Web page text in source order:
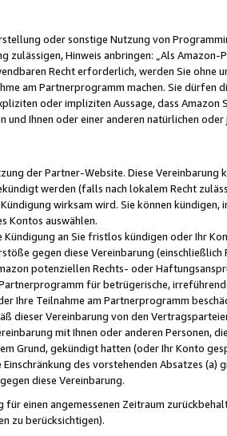
oder sonstige Nutzung von
Hinweis anbringen: „Als
Recht erforderlich, werden Sie ohne
am Partnerprogramm machen. Sie dürfen
oder impliziten Aussage, dass
Ihnen oder einer anderen natürlichen
der Partner-Website. Diese Vereinbarung
werden (falls nach lokalem Recht
wirksam wird. Sie können kündigen,
Kontos auswählen.
an Sie fristlos kündigen oder Ihr
gegen diese Vereinbarung
potenziellen Rechts- oder
für betrügerische,
Ihre Teilnahme am Partnerprogramm
dieser Vereinbarung von den
mit Ihnen oder anderen Personen,
Grund, gekündigt hatten (oder Ihr Konto
des vorstehenden Absatzes (a)
diese Vereinbarung.
einen angemessenen Zeitraum
zu berücksichtigen).